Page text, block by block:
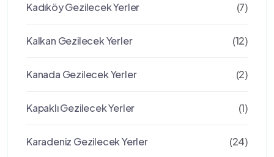
Kadıköy Gezilecek Yerler (7)
Kalkan Gezilecek Yerler (12)
Kanada Gezilecek Yerler (2)
Kapaklı Gezilecek Yerler (1)
Karadeniz Gezilecek Yerler (24)